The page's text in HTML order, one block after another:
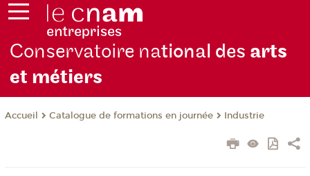
Conservatoire national des arts
et métiers
Accueil Catalogue de formations en journée Industrie